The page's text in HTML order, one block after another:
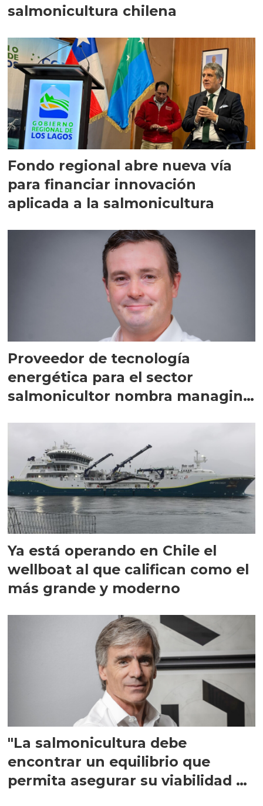
salmonicultura chilena
Fondo regional abre nueva vía
para financiar innovación
aplicada a la salmonicultura
Proveedor de tecnología
energética para el sector
salmonicultor nombra managing
Ya está operando en Chile el
wellboat al que califican como el
más grande y moderno
"La salmonicultura debe
encontrar un equilibrio que
permita asegurar su viabilidad de